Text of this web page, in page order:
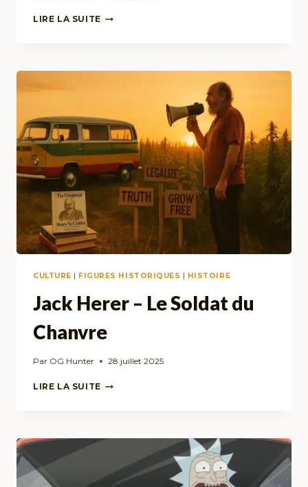
LIRE LA SUITEGACHIAKUTA
GRAFFITI
RAGE
ET
LA
RÉVOLTE
CULTURE | FIGURES HISTORIQUES | HISTOIRE
Jack Herer – Le Soldat du
Chanvre
Par OG Hunter 28 juillet 2025
LIRE LA SUITEJACK
SOLDAT
CHANVRE